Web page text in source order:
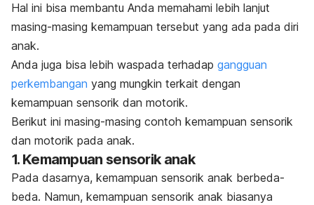
Hal ini bisa membantu Anda memahami lebih lanjut
masing-masing kemampuan tersebut yang ada pada diri
anak.
Anda juga bisa lebih waspada terhadap gangguan
perkembangan yang mungkin terkait dengan
kemampuan sensorik dan motorik.
Berikut ini masing-masing contoh kemampuan sensorik
dan motorik pada anak.
1. Kemampuan sensorik anak
Pada dasarnya, kemampuan sensorik anak berbeda-
beda. Namun, kemampuan sensorik anak biasanya